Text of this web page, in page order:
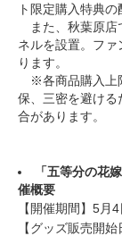
ト限定購入特典の
また、秋葉原店
ネルを設置。フ
ります。
※各商品購入上
保、三密を避ける
合があります。
「五等分の花
催概要
【開催期間】5月
【グッズ販売開